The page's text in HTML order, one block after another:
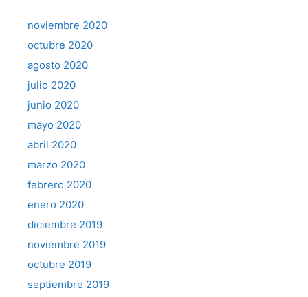
noviembre 2020
octubre 2020
agosto 2020
julio 2020
junio 2020
mayo 2020
abril 2020
marzo 2020
febrero 2020
enero 2020
diciembre 2019
noviembre 2019
octubre 2019
septiembre 2019